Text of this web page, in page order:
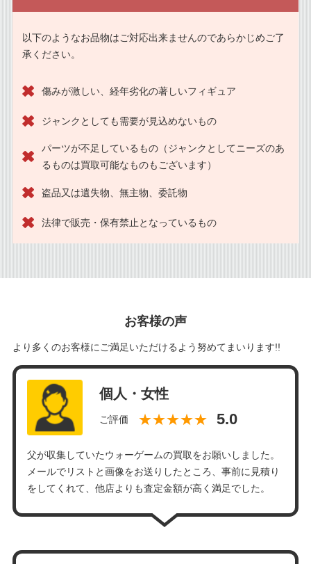
以下のようなお品物はご対応出来ませんのであらかじめご了
承ください。
傷みが激しい、経年劣化の著しいフィギュア
ジャンクとしても需要が見込めないもの
パーツが不足しているもの（ジャンクとしてニーズのあ
るものは買取可能なものもございます）
盗品又は遺失物、無主物、委託物
法律で販売・保有禁止となっているもの
お客様の声
より多くのお客様にご満足いただけるよう努めてまいります!!
個人・女性
ご評価 ★★★★★
父が収集していたウォーゲームの買取をお願いしました。
メールでリストと画像をお送りしたところ、事前に見積り
をしてくれて、他店よりも査定金額が高く満足でした。